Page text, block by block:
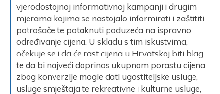
vjerodostojnoj informativnoj kampanji i drugim
mjerama kojima se nastojalo informirati i zaštititi
potrošače te potaknuti poduzeća na ispravno
određivanje cijena. U skladu s tim iskustvima,
očekuje se i da će rast cijena u Hrvatskoj biti blag
te da bi najveći doprinos ukupnom porastu cijena
zbog konverzije mogle dati ugostiteljske usluge,
usluge smještaja te rekreativne i kulturne usluge,